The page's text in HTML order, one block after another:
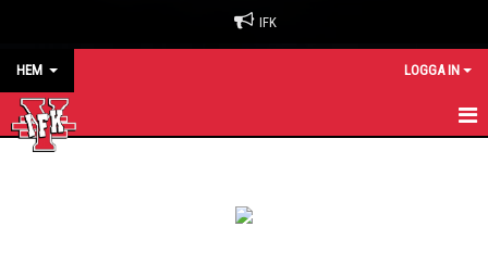
IFK
HEM LOGGA IN